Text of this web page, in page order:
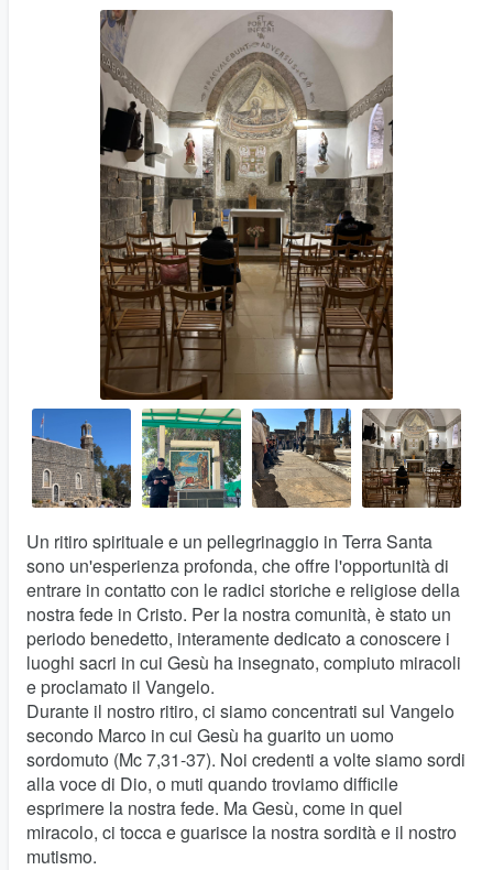
Un ritiro spirituale e un pellegrinaggio in Terra Santa
sono un'esperienza profonda, che offre l'opportunità di
entrare in contatto con le radici storiche e religiose della
nostra fede in Cristo. Per la nostra comunità, è stato un
periodo benedetto, interamente dedicato a conoscere i
luoghi sacri in cui Gesù ha insegnato, compiuto miracoli
e proclamato il Vangelo.
Durante il nostro ritiro, ci siamo concentrati sul Vangelo
secondo Marco in cui Gesù ha guarito un uomo
sordomuto (Mc 7,31-37). Noi credenti a volte siamo sordi
alla voce di Dio, o muti quando troviamo difficile
esprimere la nostra fede. Ma Gesù, come in quel
miracolo, ci tocca e guarisce la nostra sordità e il nostro
mutismo.